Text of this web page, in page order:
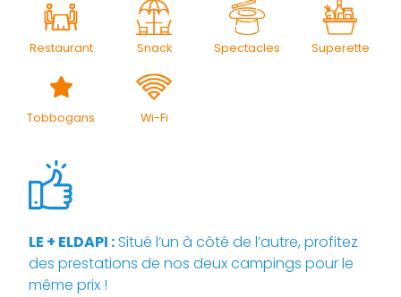
Restaurant Snack Spectacles Superette
Tobbogans Wi-Fi
LE + ELDAPI :Situé l’un à côté de l’autre, profitez
des prestations de nos deux campings pour le
même prix !